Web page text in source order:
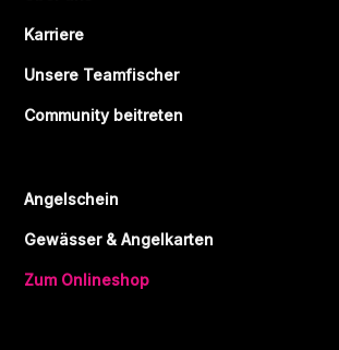
Karriere
Unsere Teamfischer
Community beitreten
Angelschein
Gewässer & Angelkarten
Zum Onlineshop